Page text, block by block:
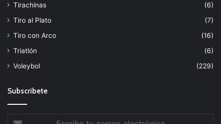
Tirachinas
(6)
Tiro al Plato
(7)
Tiro con Arco
(16)
Triatlón
(6)
Voleybol
(229)
Subscribete